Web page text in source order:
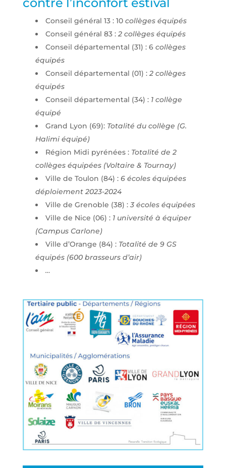
Conseil général 13 : 10collèges équipés
Conseil général 83 : 2 collèges équipés
Conseil départemental (31) : 6collèges
équipés
Conseil départemental (01) : 2 collèges
équipés
Conseil départemental (34) : 1 collège
équipé
Grand Lyon (69): Totalité du collège (G.
Halimi équipé)
Région Midi pyrénées : Totalité de 2
collèges équipées (Voltaire & Tournay)
Ville de Toulon (84) : 6 écoles équipées
déploiement 2023-2024
Ville de Grenoble (38) : 3 écoles équipées
Ville de Nice (06) : 1 université à équiper
(Campus Carlone)
Ville d’Orange (84) :Totalité de 9 GS
équipés (600 brasseurs d’air)
…